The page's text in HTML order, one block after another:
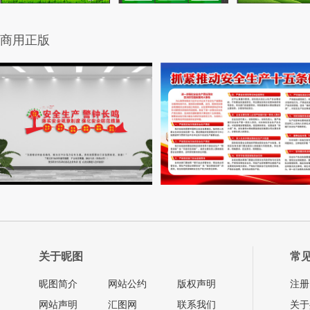
商用正版
关于昵图
昵图简介
网站声明
网站公约
汇图网
版权声明
联系我们
常
注册
关